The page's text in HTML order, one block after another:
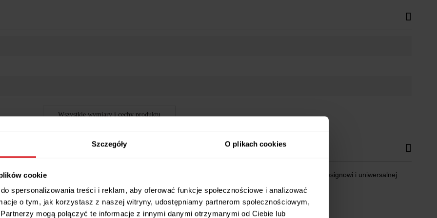
Szczegóły O plikach cookies
cookie
spersonalizowania treści i reklam, aby oferować funkcje społecznościowe i analizować
o tym, jak korzystasz z naszej witryny, udostępniamy partnerom społecznościowym,
mogą połączyć te informacje z innymi danymi otrzymanymi od Ciebie lub
Wszystkie wymiary i cechy produktu
mebel, który doskonale sprawdzi się w nowoczesnych wnętrzach. Dzięki minimalistycznemu designowi i uniwersalnej
półkami i drążkiem na ubrania.
rozwiązanie.